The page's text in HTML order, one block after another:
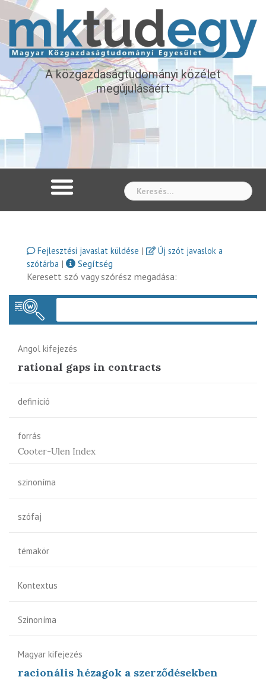
A közgazdaságtudományi közélet
megújulásáért
Fejlesztési javaslat küldése |
Új szót javaslok a
szótárba |
Segítség
Keresett szó vagy szórész megadása:
Angol kifejezés
rational gaps in contracts
definíció
forrás
Cooter-Ulen Index
szinoníma
szófaj
témakör
Kontextus
Szinoníma
Magyar kifejezés
racionális hézagok a szerződésekben